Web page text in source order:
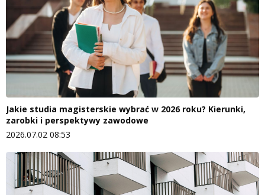
Jakie studia magisterskie wybrać w 2026 roku? Kierunki,
zarobki i perspektywy zawodowe
2026.07.02 08:53